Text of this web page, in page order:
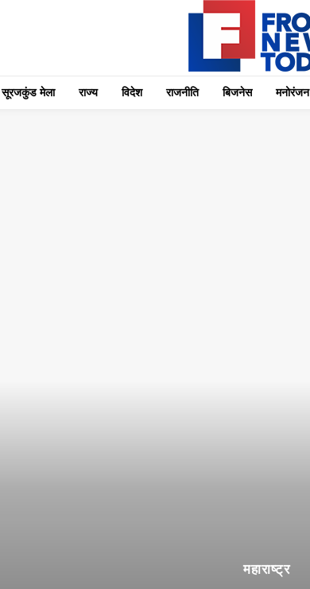
सूरजकुंड मेला राज्‍य विदेश राजनीति बिजनेस मनोरंजन
महाराष्ट्र